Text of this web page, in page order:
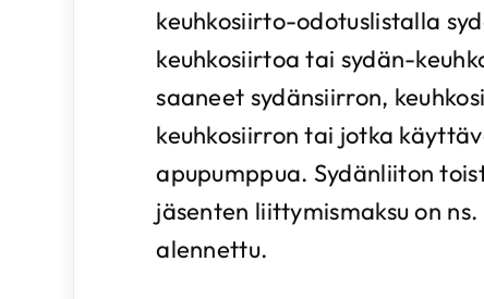
keuhkosiirto-odotuslistalla
keuhkosiirtoa tai sydän-
saaneet sydänsiirron,
keuhkosiirron tai jotka
apupumppua. Sydänliiton
jäsenten liittymismaksu on
alennettu.